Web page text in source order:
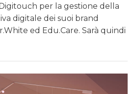
per la gestione della
digitale dei suoi brand
ed Edu.Care. Sarà quindi